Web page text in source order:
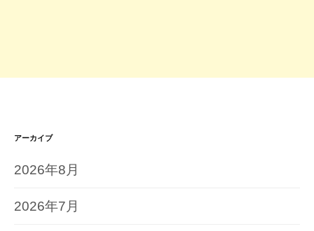
アーカイブ
2026年8月
2026年7月